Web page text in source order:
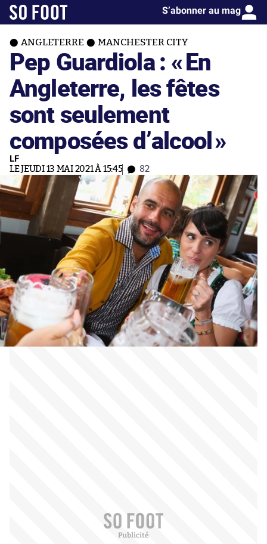
S’abonner au mag
ANGLETERRE MANCHESTER CITY
Pep Guardiola : «En
Angleterre, les fêtes
sont seulement
composées d’alcool»
LF
LE JEUDI 13 MAI 2021 À 15:45 82